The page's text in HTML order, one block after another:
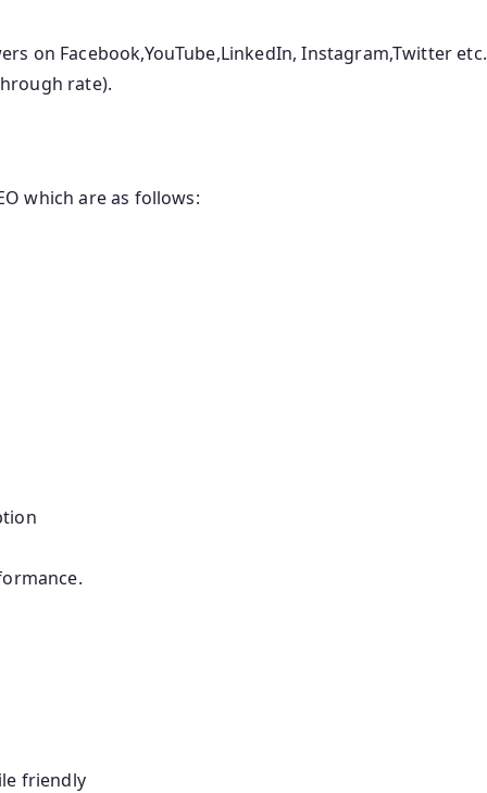
on Facebook,YouTube,LinkedIn, Instagram,Twitter etc.
rate).
which are as follows:
friendly